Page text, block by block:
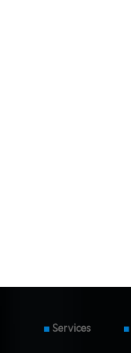
■ Services ■